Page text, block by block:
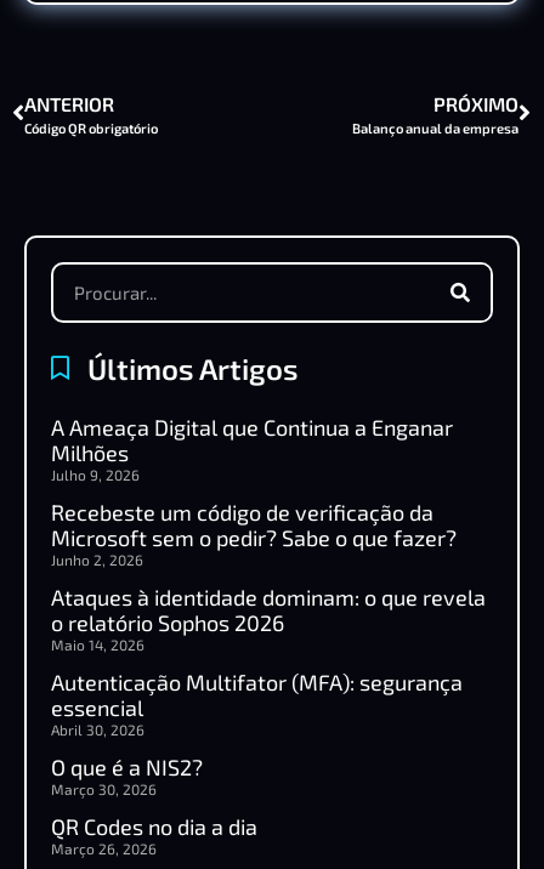
ANTERIOR
Código QR obrigatório
PRÓXIMO
Balanço anual da empresa
Últimos Artigos
A Ameaça Digital que Continua a Enganar
Milhões
Julho 9, 2026
Recebeste um código de verificação da
Microsoft sem o pedir? Sabe o que fazer?
Junho 2, 2026
Ataques à identidade dominam: o que revela
o relatório Sophos 2026
Maio 14, 2026
Autenticação Multifator (MFA): segurança
essencial
Abril 30, 2026
O que é a NIS2?
Março 30, 2026
QR Codes no dia a dia
Março 26, 2026